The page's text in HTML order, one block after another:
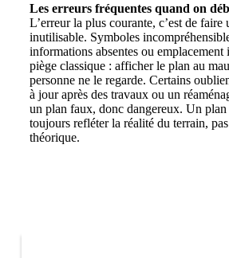
Les erreurs fréquentes quand on
L’erreur la plus courante, c’est de
inutilisable. Symboles
informations absentes ou
piège classique : afficher le plan au
personne ne le regarde. Certains
à jour après des travaux ou un
un plan faux, donc dangereux. Un plan
toujours refléter la réalité du terrain,
théorique.